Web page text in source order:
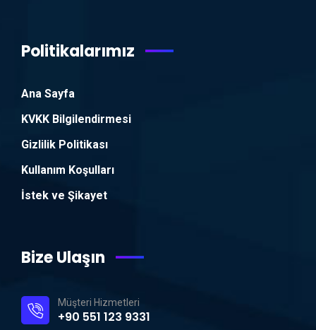
Politikalarımız
Ana Sayfa
KVKK Bilgilendirmesi
Gizlilik Politikası
Kullanım Koşulları
İstek ve Şikayet
Bize Ulaşın
Müşteri Hizmetleri
+90 551 123 9331